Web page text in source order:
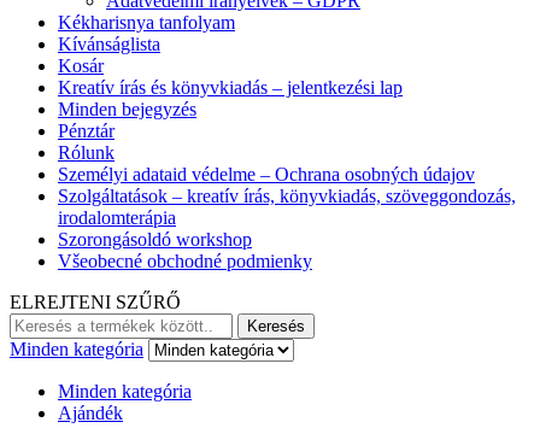
Kékharisnya tanfolyam
Kívánságlista
Kosár
Kreatív írás és könyvkiadás – jelentkezési lap
Minden bejegyzés
Pénztár
Rólunk
Személyi adataid védelme – Ochrana osobných údajov
Szolgáltatások – kreatív írás, könyvkiadás, szöveggondozás,
irodalomterápia
Szorongásoldó workshop
Všeobecné obchodné podmienky
ELREJTENI SZŰRŐ
Keresés:
Keresés
Minden kategória
Minden kategória
Ajándék